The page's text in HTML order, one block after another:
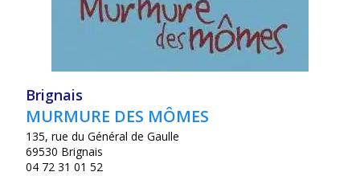
Brignais
MURMURE DES MÔMES
135, rue du Général de Gaulle
69530 Brignais
04 72 31 01 52